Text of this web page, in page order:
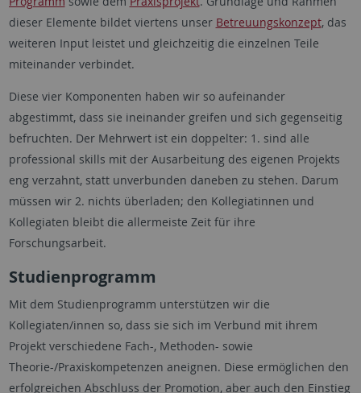
dieser Elemente bildet viertens unser Betreuungskonzept, das
weiteren Input leistet und gleichzeitig die einzelnen Teile
miteinander verbindet.
Diese vier Komponenten haben wir so aufeinander
abgestimmt, dass sie ineinander greifen und sich gegenseitig
befruchten. Der Mehrwert ist ein doppelter: 1. sind alle
professional skills mit der Ausarbeitung des eigenen Projekts
eng verzahnt, statt unverbunden daneben zu stehen. Darum
müssen wir 2. nichts überladen; den Kollegiatinnen und
Kollegiaten bleibt die allermeiste Zeit für ihre
Forschungsarbeit.
Studienprogramm
Mit dem Studienprogramm unterstützen wir die
Kollegiaten/innen so, dass sie sich im Verbund mit ihrem
Projekt verschiedene Fach-, Methoden- sowie
Theorie-/Praxiskompetenzen aneignen. Diese ermöglichen den
erfolgreichen Abschluss der Promotion, aber auch den Einstieg